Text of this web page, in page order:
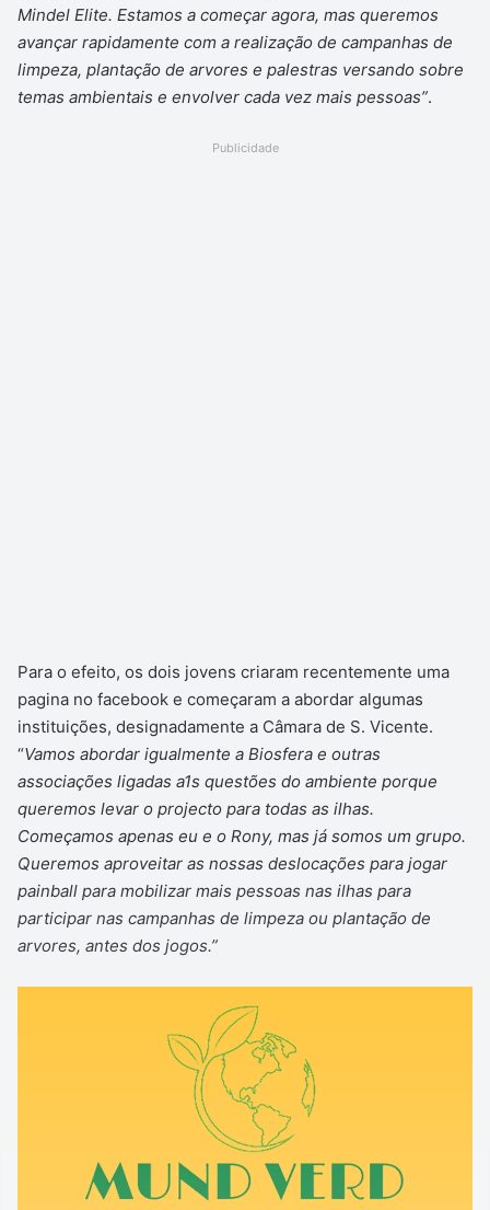
Mindel Elite. Estamos a começar agora, mas queremos
avançar rapidamente com a realização de campanhas de
limpeza, plantação de arvores e palestras versando sobre
temas ambientais e envolver cada vez mais pessoas”.
Publicidade
Para o efeito, os dois jovens criaram recentemente uma
pagina no facebook e começaram a abordar algumas
instituições, designadamente a Câmara de S. Vicente.
“Vamos abordar igualmente a Biosfera e outras
associações ligadas a1s questões do ambiente porque
queremos levar o projecto para todas as ilhas.
Começamos apenas eu e o Rony, mas já somos um grupo.
Queremos aproveitar as nossas deslocações para jogar
painball para mobilizar mais pessoas nas ilhas para
participar nas campanhas de limpeza ou plantação de
arvores, antes dos jogos.”